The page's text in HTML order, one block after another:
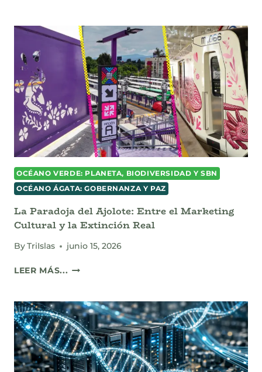
ESPEJISMO:
CUANDO
MEMORIA
SINTÉTICA
ADQUIRIÓ
VALOR
COMERCIAL
OCÉANO VERDE: PLANETA, BIODIVERSIDAD Y SBN
OCÉANO ÁGATA: GOBERNANZA Y PAZ
La Paradoja del Ajolote: Entre el Marketing
Cultural y la Extinción Real
ByTriIslas junio 15, 2026
LEER MÁS... LA
AJOLOTE:
ENTRE
EL
MARKETING
CULTURAL
Y